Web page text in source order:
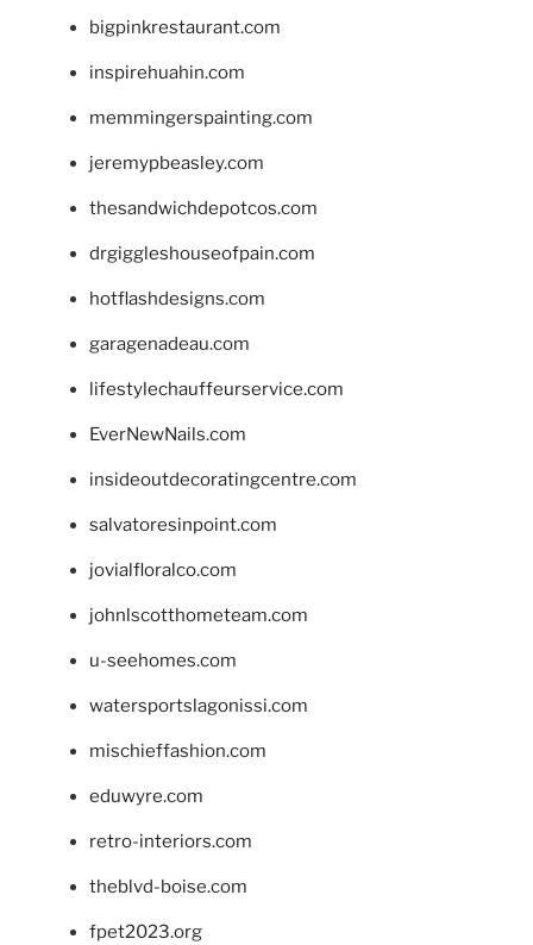
bigpinkrestaurant.com
inspirehuahin.com
memmingerspainting.com
jeremypbeasley.com
thesandwichdepotcos.com
drgiggleshouseofpain.com
hotflashdesigns.com
garagenadeau.com
lifestylechauffeurservice.com
EverNewNails.com
insideoutdecoratingcentre.com
salvatoresinpoint.com
jovialfloralco.com
johnlscotthometeam.com
u-seehomes.com
watersportslagonissi.com
mischieffashion.com
eduwyre.com
retro-interiors.com
theblvd-boise.com
fpet2023.org